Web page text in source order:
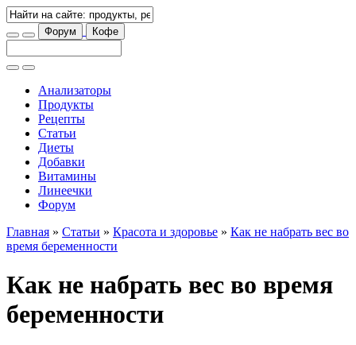
Форум Кофе
Анализаторы
Продукты
Рецепты
Статьи
Диеты
Добавки
Витамины
Линеечки
Форум
Главная » Статьи » Красота и здоровье » Как не набрать вес во
время беременности
Как не набрать вес во время
беременности